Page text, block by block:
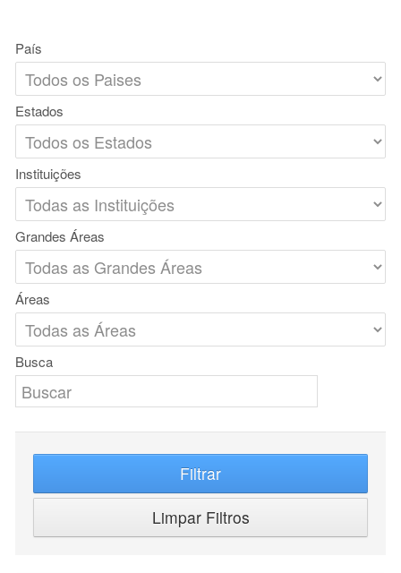
País
Estados
Instituições
Grandes Áreas
Áreas
Busca
Filtrar
Limpar Filtros